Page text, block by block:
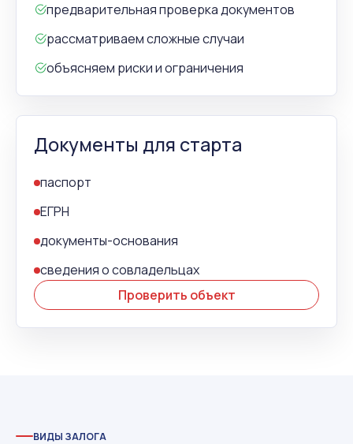
предварительная проверка документов
рассматриваем сложные случаи
объясняем риски и ограничения
Документы для старта
паспорт
ЕГРН
документы-основания
сведения о совладельцах
Проверить объект
ВИДЫ ЗАЛОГА